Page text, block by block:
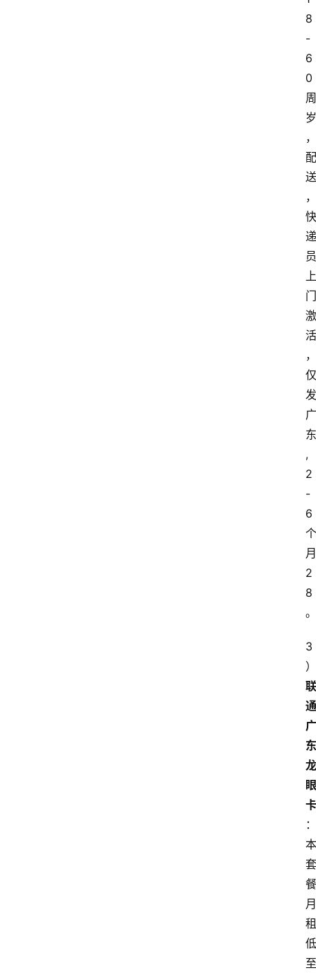
8
-
6
0
周
岁
，
配
送
，
快
递
员
上
门
激
活
，
仅
发
广
东
,
2
-
6
个
月
2
8
。
3
）
联
通
广
东
龙
眼
卡
：
本
套
餐
月
租
低
至